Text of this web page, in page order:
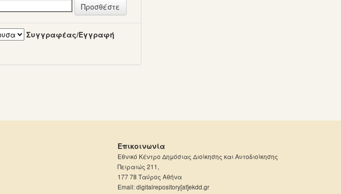
Συγγραφέας/Εγγραφή
Επικοινωνία
Εθνικό Κέντρο Δημόσιας Διοίκησης και Αυτοδιοίκησης
Πειραιώς 211,
177 78 Ταύρος Αθήνα
Email: digitalrepository[at]ekdd.gr